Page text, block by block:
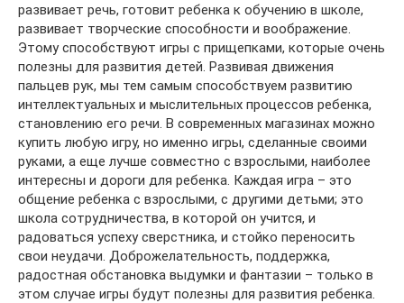
развивает речь, готовит ребенка к обучению в школе,
развивает творческие способности и воображение.
Этому способствуют игры с прищепками, которые очень
полезны для развития детей. Развивая движения
пальцев рук, мы тем самым способствуем развитию
интеллектуальных и мыслительных процессов ребенка,
становлению его речи. В современных магазинах можно
купить любую игру, но именно игры, сделанные своими
руками, а еще лучше совместно с взрослыми, наиболее
интересны и дороги для ребенка. Каждая игра – это
общение ребенка с взрослыми, с другими детьми; это
школа сотрудничества, в которой он учится, и
радоваться успеху сверстника, и стойко переносить
свои неудачи. Доброжелательность, поддержка,
радостная обстановка выдумки и фантазии – только в
этом случае игры будут полезны для развития ребенка.